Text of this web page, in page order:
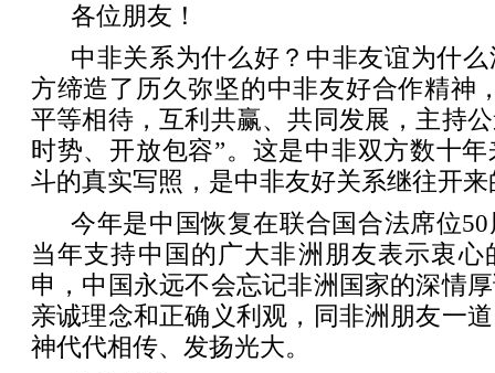
各位朋友！
中非关系为什么好？中非友谊为什
方缔造了历久弥坚的中非友好合作精神
平等相待，互利共赢、共同发展，主持
时势、开放包容”。这是中非双方数十
斗的真实写照，是中非友好关系继往开
今年是中国恢复在联合国合法席位
当年支持中国的广大非洲朋友表示衷
申，中国永远不会忘记非洲国家的深情
亲诚理念和正确义利观，同非洲朋友一
神代代相传、发扬光大。